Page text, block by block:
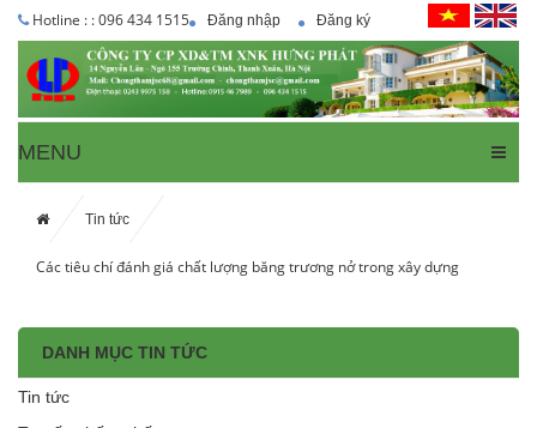
Hotline : : 096 434 1515 Đăng nhập Đăng ký
MENU
Tin tức
Các tiêu chí đánh giá chất lượng băng trương nở trong xây dựng
DANH MỤC TIN TỨC
Tin tức